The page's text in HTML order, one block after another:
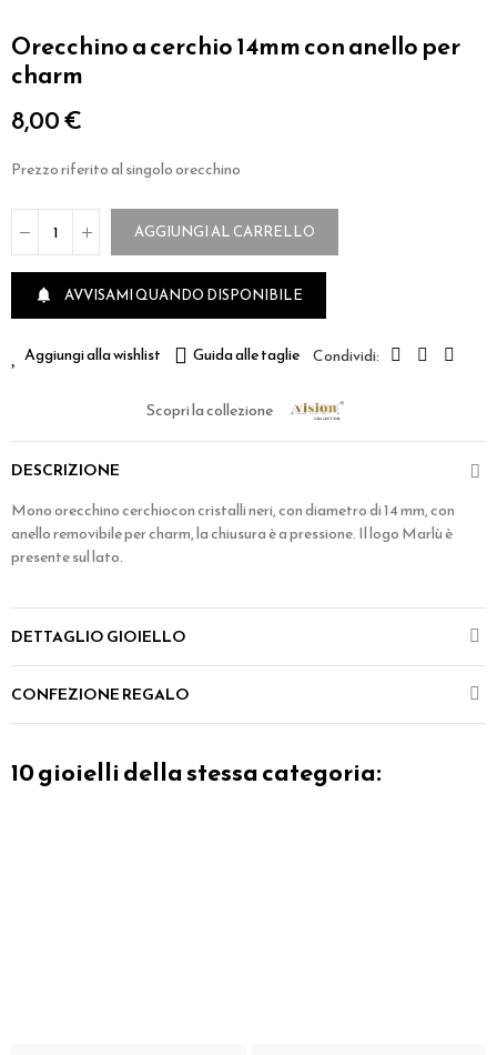
Orecchino a cerchio 14mm con anello per
charm
8,00 €
Prezzo riferito al singolo orecchino
AGGIUNGI AL CARRELLO
 AVVISAMI QUANDO DISPONIBILE
Aggiungi alla wishlist Guida alle taglie
Scopri la collezione
DESCRIZIONE
Mono orecchino cerchiocon cristalli neri, con diametro di 14 mm, con
anello removibile per charm, la chiusura è a pressione. Il logo Marlù è
presente sul lato.
DETTAGLIO GIOIELLO
CONFEZIONE REGALO
10 gioielli della stessa categoria: